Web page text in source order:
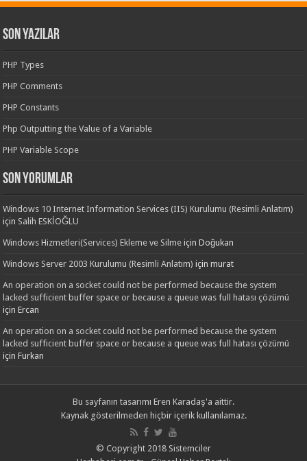
Son Yazılar
PHP Types
PHP Comments
PHP Constants
Php Outputting the Value of a Variable
PHP Variable Scope
Son yorumlar
Windows 10 Internet Information Services (IIS) Kurulumu (Resimli Anlatım)
için Salih ESKİOĞLU
Windows Hizmetleri(Services) Ekleme ve Silme içinDoğukan
Windows Server 2003 Kurulumu (Resimli Anlatım) içinmurat
An operation on a socket could not be performed because the system
lacked sufficient buffer space or because a queue was full hatası çözümü
içinErcan
An operation on a socket could not be performed because the system
lacked sufficient buffer space or because a queue was full hatası çözümü
içinFurkan
Bu sayfanın tasarımı Eren Karadaş'a aittir.
Kaynak gösterilmeden hiçbir içerik kullanılamaz.
© Copyright 2018 Sistemciler